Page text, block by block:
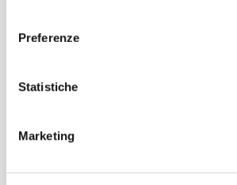
Preferenze
Statistiche
Marketing